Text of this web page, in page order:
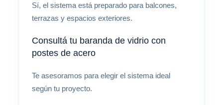
Sí, el sistema está preparado para balcones,
terrazas y espacios exteriores.
Consultá tu baranda de vidrio con
postes de acero
Te asesoramos para elegir el sistema ideal
según tu proyecto.